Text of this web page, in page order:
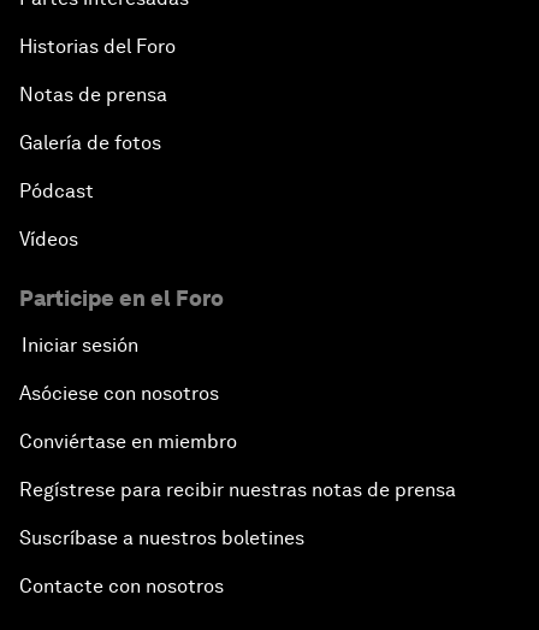
Historias del Foro
Notas de prensa
Galería de fotos
Pódcast
Vídeos
Participe en el Foro
Iniciar sesión
Asóciese con nosotros
Conviértase en miembro
Regístrese para recibir nuestras notas de prensa
Suscríbase a nuestros boletines
Contacte con nosotros